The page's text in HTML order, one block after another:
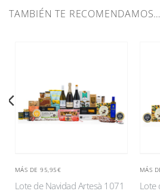
TAMBIÉN TE RECOMENDAMOS…
MÁS DE 95,95€
Lote de Navidad Artesà 1071
MÁS
Lote